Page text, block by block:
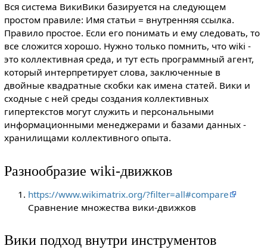
Вся система ВикиВики базируется на следующем
простом правиле: Имя статьи = внутренняя ссылка.
Правило простое. Если его понимать и ему следовать, то
все сложится хорошо. Нужно только помнить, что wiki -
это коллективная среда, и тут есть программный агент,
который интерпретирует слова, заключенные в
двойные квадратные скобки как имена статей. Вики и
сходные с ней среды создания коллективных
гипертекстов могут служить и персональными
информационными менеджерами и базами данных -
хранилищами коллективного опыта.
Разнообразие wiki-движков
https://www.wikimatrix.org/?filter=all#compare
Сравнение множества вики-движков
Вики подход внутри инструментов